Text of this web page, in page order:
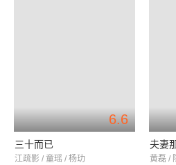
6.6
三十而已
江疏影 / 童瑶 / 杨玏
夫妻
黄磊 /